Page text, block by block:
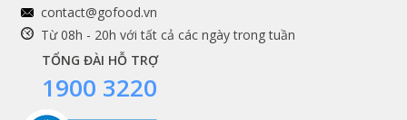
Shopee
DỊCH VỤ
contact@gofood.vn
Từ 08h - 20h với tất cả các ngày trong tuần
TỔNG ĐÀI HỖ TRỢ
1900 3220